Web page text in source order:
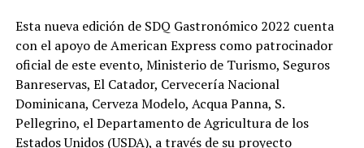
Esta nueva edición de SDQ Gastronómico 2022 cuenta
con el apoyo de American Express como patrocinador
oficial de este evento, Ministerio de Turismo, Seguros
Banreservas, El Catador, Cervecería Nacional
Dominicana, Cerveza Modelo, Acqua Panna, S.
Pellegrino, el Departamento de Agricultura de los
Estados Unidos (USDA), a través de su proyecto